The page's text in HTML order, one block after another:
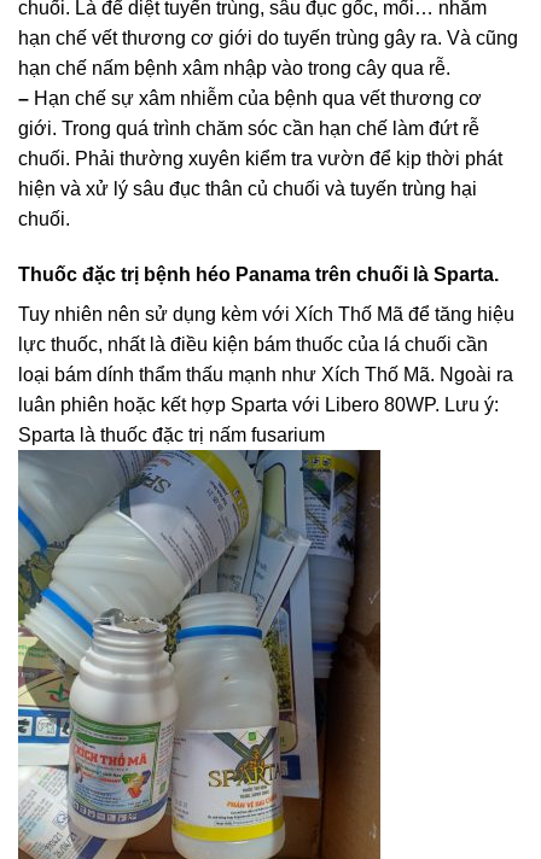
chuối. Là để diệt tuyến trùng, sâu đục gốc, mối… nhằm
hạn chế vết thương cơ giới do tuyến trùng gây ra. Và cũng
hạn chế nấm bệnh xâm nhập vào trong cây qua rễ.
– Hạn chế sự xâm nhiễm của bệnh qua vết thương cơ
giới. Trong quá trình chăm sóc cần hạn chế làm đứt rễ
chuối. Phải thường xuyên kiểm tra vườn để kịp thời phát
hiện và xử lý sâu đục thân củ chuối và tuyến trùng hại
chuối.
Thuốc đặc trị bệnh héo Panama trên chuối là Sparta.
Tuy nhiên nên sử dụng kèm với Xích Thố Mã để tăng hiệu
lực thuốc, nhất là điều kiện bám thuốc của lá chuối cần
loại bám dính thẩm thấu mạnh như Xích Thố Mã. Ngoài ra
luân phiên hoặc kết hợp Sparta với Libero 80WP. Lưu ý:
Sparta là thuốc đặc trị nấm fusarium